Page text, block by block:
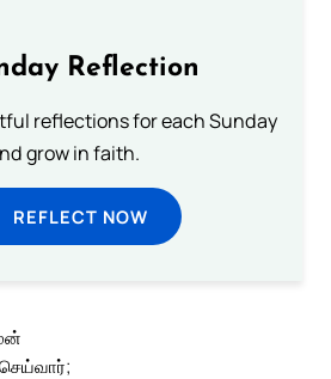
Reflection
reflections for each Sunday
grow in faith.
REFLECT NOW